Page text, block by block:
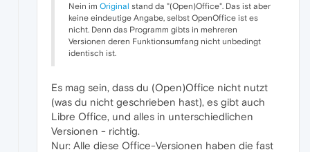
Nein im Original stand da "(Open)Office". Das ist aber
keine eindeutige Angabe, selbst OpenOffice ist es
nicht. Denn das Programm gibts in mehreren
Versionen deren Funktionsumfang nicht unbedingt
identisch ist.
Es mag sein, dass du (Open)Office nicht nutzt
(was du nicht geschrieben hast), es gibt auch
Libre Office, und alles in unterschiedlichen
Versionen - richtig.
Nur: Alle diese Office-Versionen haben die fast